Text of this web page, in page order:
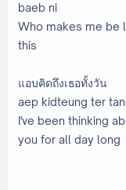
baeb ni
Who makes me be
this
แอบคิดถึงเธอทั้งวัน
aep kidteung ter
I've been thinking
you for all day long